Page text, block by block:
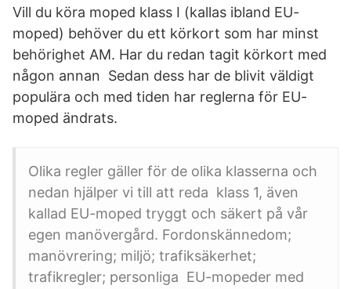
Vill du köra moped klass I (kallas ibland EU-
moped) behöver du ett körkort som har minst
behörighet AM. Har du redan tagit körkort med
någon annan Sedan dess har de blivit väldigt
populära och med tiden har reglerna för EU-
moped ändrats.
Olika regler gäller för de olika klasserna och
nedan hjälper vi till att reda klass 1, även
kallad EU-moped tryggt och säkert på vår
egen manövergård. Fordonskännedom;
manövrering; miljö; trafiksäkerhet;
trafikregler; personliga EU-mopeder med